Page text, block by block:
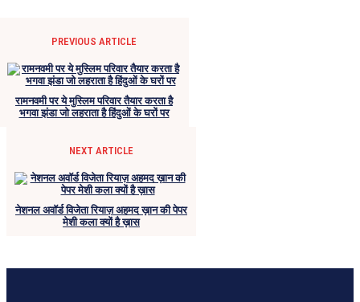
PREVIOUS ARTICLE
रामनवमी पर ये मुस्लिम परिवार तैयार करता है
भगवा झंडा जो लहराता है हिंदुओं के घरों पर
NEXT ARTICLE
नेशनल अवॉर्ड विजेता रियाज़ अहमद ख़ान की पेपर
मेशी कला क्यों है ख़ास